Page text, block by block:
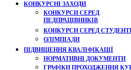
КОНКУРСНІ ЗАХОДИ
КОНКУРСИ СЕРЕД
ПЕДПРАЦІВНИКІВ
КОНКУРСИ СЕРЕД
ОЛІМПІАДИ
ПІДВИЩЕННЯ КВАЛІФІКАЦІЇ
НОРМАТИВНІ ДОКУМЕНТИ
ГРАФІКИ ПРОХОДЖЕННЯ